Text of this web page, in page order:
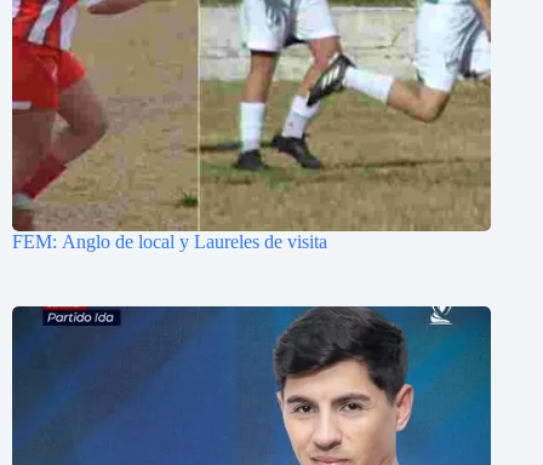
FEM: Anglo de local y Laureles de visita